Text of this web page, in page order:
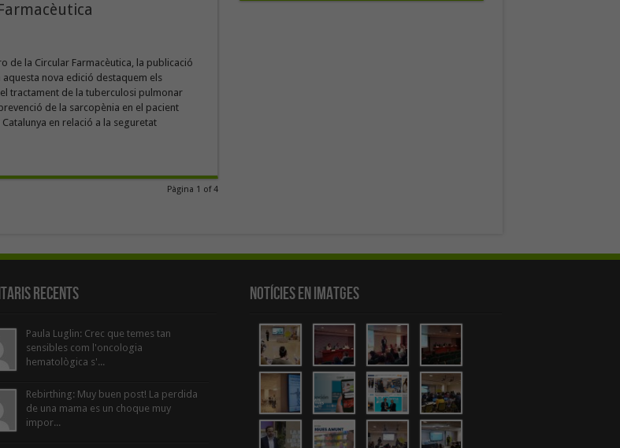
de la Circular Farmacèutica, la publicació
aquesta nova edició destaquem els
tractament de la tuberculosi pulmonar
de la sarcopènia en el pacient
en relació a la seguretat
Pàgina 1 of 4
Recents
Paula Luglin: Crec que temes tan
sensibles com l'oncologia
hematològica s'...
Rebirthing: Muy buen post! La perdida
de una mama es un choque muy
impor...
Notícies en Imatges